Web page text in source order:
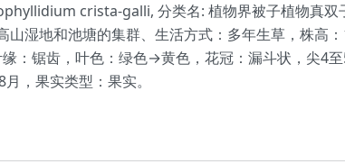
crista-galli, 分类名: 植物界被子植物真双
山湿地和池塘的集群、生活方式：多年生草，株高
：锯齿，叶色：绿色→黄色，花冠：漏斗状，尖4
，果实类型：果实。